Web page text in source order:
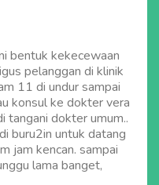
bentuk kekecewaan
pelanggan di klinik
11 di undur sampai
konsul ke dokter vera
dokter umum..
buru2in untuk datang
jam kencan. sampai
lama banget,